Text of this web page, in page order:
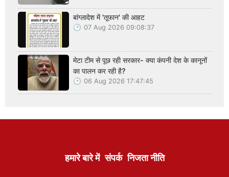
बांग्लादेश में 'तूफान' की आहट
07 Aug 2026 09:08:37
मेटा टीम से पूछ रही सरकार- क्या कंपनी देश के कानूनों
का पालन कर रही है?
06 Aug 2026 17:47:45
हमारे बारे में संपर्क निजता नीति